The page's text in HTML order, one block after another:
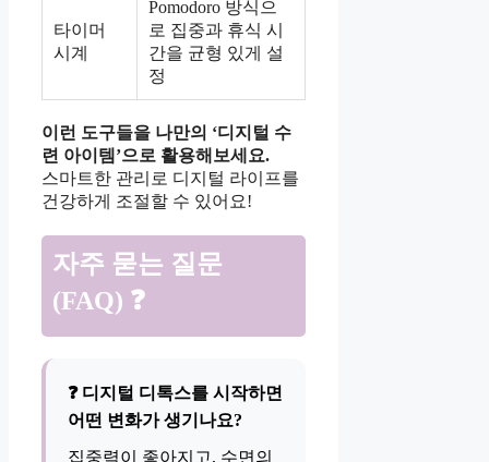
타이머
시계
Pomodoro 방식으
로 집중과 휴식 시
간을 균형 있게 설
정
이런 도구들을 나만의 ‘디지털 수
련 아이템’으로 활용해보세요.
스마트한 관리로 디지털 라이프를
건강하게 조절할 수 있어요!
자주 묻는 질문
(FAQ) ❓
❓ 디지털 디톡스를 시작하면
어떤 변화가 생기나요?
집중력이 좋아지고, 수면의